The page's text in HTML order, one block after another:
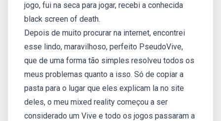
jogo, fui na seca para jogar, recebi a conhecida
black screen of death.
Depois de muito procurar na internet, encontrei
esse lindo, maravilhoso, perfeito PseudoVive,
que de uma forma tão simples resolveu todos os
meus problemas quanto a isso. Só de copiar a
pasta para o lugar que eles explicam la no site
deles, o meu mixed reality começou a ser
considerado um Vive e todo os jogos passaram a